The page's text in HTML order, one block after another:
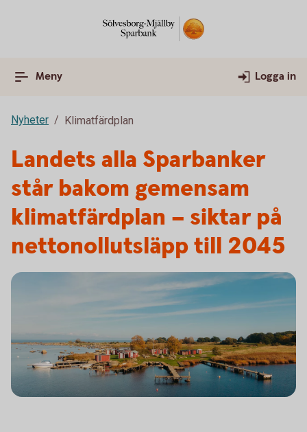
Meny Logga in
Nyheter Klimatfärdplan
Landets alla Sparbanker
står bakom gemensam
klimatfärdplan – siktar på
nettonollutsläpp till 2045